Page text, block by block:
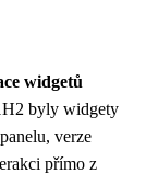
widgetů
byly widgety
verze
přímo z